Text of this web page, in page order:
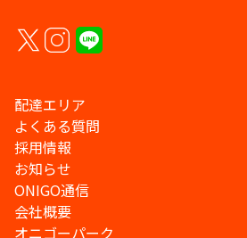
配達エリア
よくある質問
採用情報
お知らせ
ONIGO通信
会社概要
オニゴーパーク